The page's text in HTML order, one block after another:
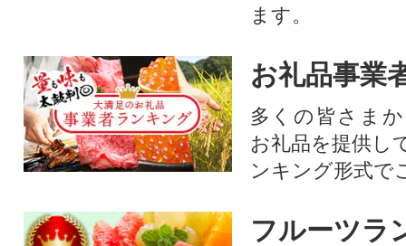
ます。
お礼品事業
多くの皆さま
お礼品を提供し
ンキング形式で
フルーツラ